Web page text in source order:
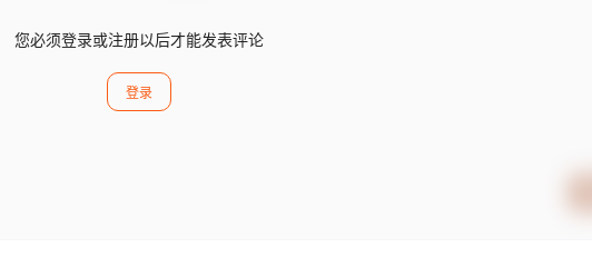
您必须登录或注册以后才能发表评论
登录